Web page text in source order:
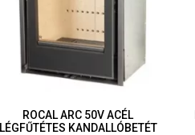
ROCAL ARC 50V ACÉL
LÉGFŰTÉTES KANDALLÓBETÉT